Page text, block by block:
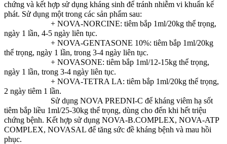
chứng và kết hợp sử dụng kháng sinh để tránh nhiễm vi khuẩn kế
phát. Sử dụng một trong các sản phẩm sau:
+ NOVA-NORCINE: tiêm bắp 1ml/20kg thể trọng,
ngày 1 lần, 4-5 ngày liên tục.
+ NOVA-GENTASONE 10%: tiêm bắp 1ml/20kg
thể trọng, ngày 1 lần, trong 3-4 ngày liên tục.
+ NOVASONE: tiêm bắp 1ml/12-15kg thể trọng,
ngày 1 lần, trong 3-4 ngày liên tục.
+ NOVA-TETRA LA: tiêm bắp 1ml/20kg thể trọng,
2 ngày tiêm 1 lần.
Sử dụng NOVA PREDNI-C để kháng viêm hạ sốt
tiêm bắp liều 1ml/25-30kg thể trọng, dùng cho đến khi hết triệu
chứng bệnh. Kết hợp sử dụng NOVA-B.COMPLEX, NOVA-ATP
COMPLEX, NOVASAL để tăng sức đề kháng bệnh và mau hồi
phục.